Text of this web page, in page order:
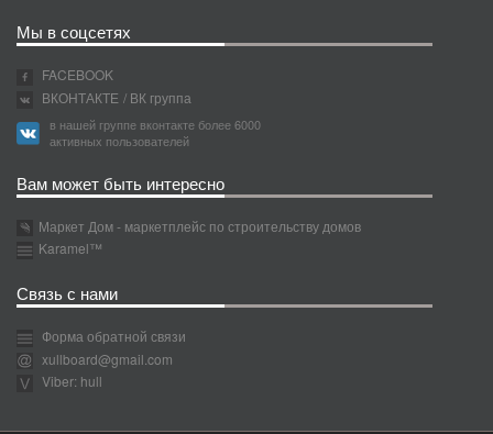
Мы в соцсетях
FACEBOOK
ВКОНТАКТЕ / ВК группа
в нашей группе вконтакте более 6000
активных пользователей
Вам может быть интересно
Маркет Дом - маркетплейс по строительству домов
Karamel™
Связь с нами
Форма обратной связи
xullboard@gmail.com
Viber: hull